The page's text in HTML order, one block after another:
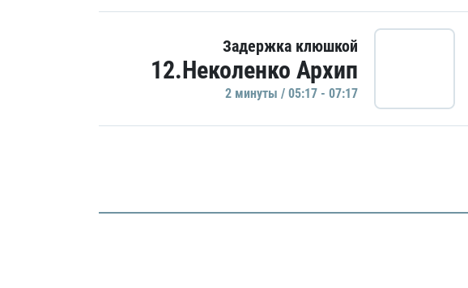
Задержка клюшкой
12.Неколенко Архип
2 минуты / 05:17 - 07:17